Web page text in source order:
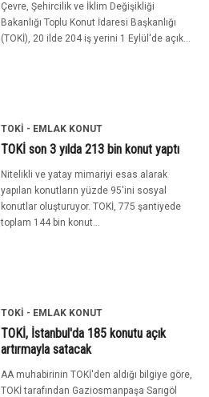
Çevre, Şehircilik ve İklim Değişikliği
Bakanlığı Toplu Konut İdaresi Başkanlığı
(TOKİ), 20 ilde 204 iş yerini 1 Eylül'de açık...
TOKİ - EMLAK KONUT
TOKİ son 3 yılda 213 bin konut yaptı
Nitelikli ve yatay mimariyi esas alarak
yapılan konutların yüzde 95'ini sosyal
konutlar oluşturuyor. TOKİ, 775 şantiyede
toplam 144 bin konut...
TOKİ - EMLAK KONUT
TOKİ, İstanbul'da 185 konutu açık
artırmayla satacak
AA muhabirinin TOKİ'den aldığı bilgiye göre,
TOKİ tarafından Gaziosmanpaşa Sarıgöl